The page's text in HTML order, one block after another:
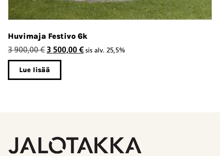
Huvimaja Festivo 6k
3 900,00€ Alkuperäinen
hinta
oli:
3 500,00 €Nykyinen
sis alv. 25,5%
Lue lisää